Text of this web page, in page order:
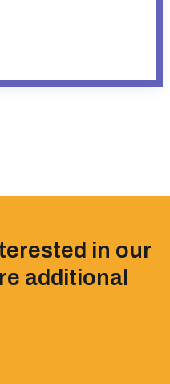
in our
additional